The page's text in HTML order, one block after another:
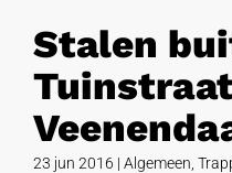
Stalen
23 jun 2016 | Algemeen